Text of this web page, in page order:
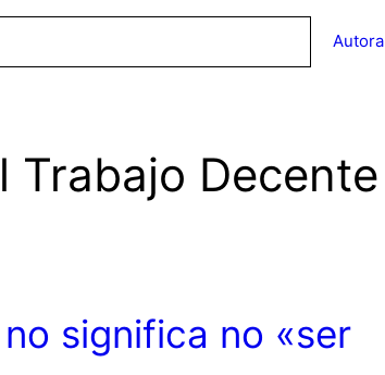
Autora
Trabajo Decente
significa no «ser